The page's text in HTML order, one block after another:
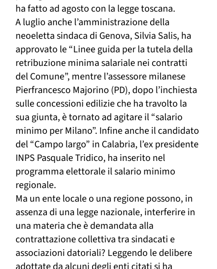
ha fatto ad agosto con la legge toscana.
A luglio anche l’amministrazione della
neoeletta sindaca di Genova, Silvia Salis, ha
approvato le “Linee guida per la tutela della
retribuzione minima salariale nei contratti
del Comune”, mentre l’assessore milanese
Pierfrancesco Majorino (PD), dopo l’inchiesta
sulle concessioni edilizie che ha travolto la
sua giunta, è tornato ad agitare il “salario
minimo per Milano”. Infineancheil candidato
del “Campo largo” in Calabria, l’ex presidente
INPS Pasquale Tridico, ha inserito nel
programma elettorale il salario minimo
regionale.
Ma un ente locale o una regione possono, in
assenza di una legge nazionale, interferire in
una materia che è demandata alla
contrattazione collettiva tra sindacati e
associazioni datoriali? Leggendo le delibere